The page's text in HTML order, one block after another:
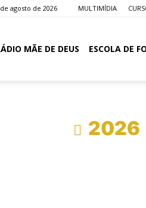
agosto de 2026 MULTIMÍDIA
MÃE DE DEUS ESCOLA DE
2026